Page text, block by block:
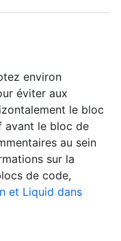
environ
éviter aux
le bloc
avant le bloc de
au sein
sur la
de code,
et Liquid dans